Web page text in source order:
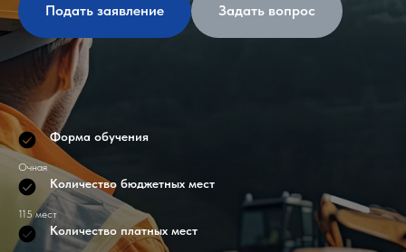
Подать заявление Задать вопрос
Форма обучения
Очная
Количество бюджетных мест
115 мест
Количество платных мест